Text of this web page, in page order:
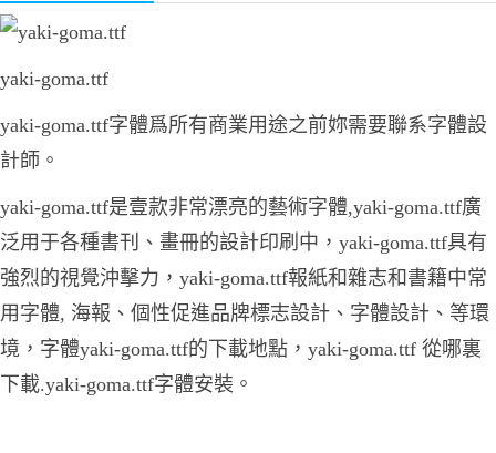
yaki-goma.ttf
yaki-goma.ttf字體爲所有商業用途之前妳需要聯系字體設
計師。
yaki-goma.ttf是壹款非常漂亮的藝術字體,yaki-goma.ttf廣
泛用于各種書刊、畫冊的設計印刷中，yaki-goma.ttf具有
強烈的視覺沖擊力，yaki-goma.ttf報紙和雜志和書籍中常
用字體, 海報、個性促進品牌標志設計、字體設計、等環
境，字體yaki-goma.ttf的下載地點，yaki-goma.ttf 從哪裏
下載.yaki-goma.ttf字體安裝。